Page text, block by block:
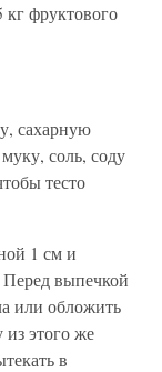
фруктового
сахарную
соль, соду
тесто
1 см и
выпечкой
или обложить
из этого же
в